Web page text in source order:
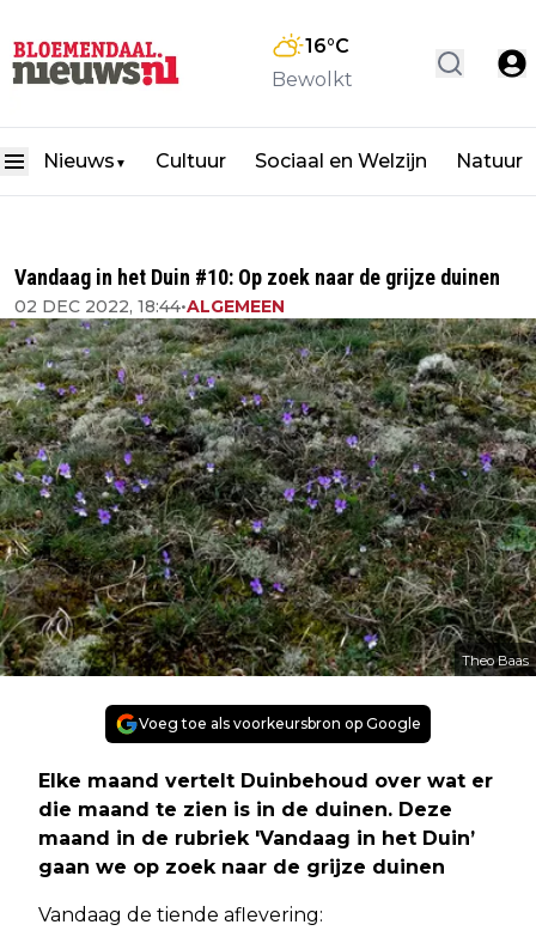
16°C
Bewolkt
Nieuws ▼ Cultuur Sociaal en Welzijn Natuur
Vandaag in het Duin #10: Op zoek naar de grijze duinen
02 DEC 2022, 18:44•ALGEMEEN
Theo Baas
Voeg toe als voorkeursbron op Google
Elke maand vertelt Duinbehoud over wat er
die maand te zien is in de duinen. Deze
maand in de rubriek 'Vandaag in het Duin’
gaan we op zoek naar de grijze duinen
Vandaag de tiende aflevering: